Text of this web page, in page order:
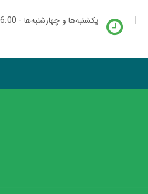
یکشنبه‌ها و چهارشنبه‌ها - 16:00 - 18:00